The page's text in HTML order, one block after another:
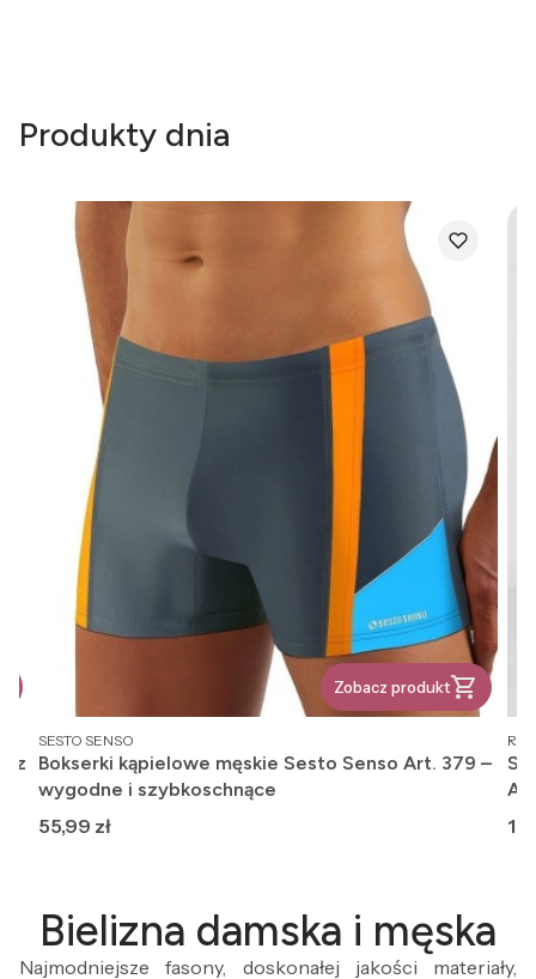
Produkty dnia
z
Zobacz produkt
PRODUCENT
SESTO SENSO
Bokserki kąpielowe męskie Sesto Senso Art. 379 –
wygodne i szybkoschnące
Cena
55,99 zł
Bielizna damska i męska
Najmodniejsze fasony, doskonałej jakości materiały,